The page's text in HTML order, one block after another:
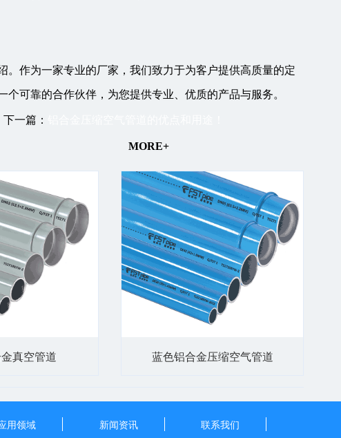
作为一家专业的厂家，我们致力于为客户提供高质量的定
可靠的合作伙伴，为您提供专业、优质的产品与服务。
下一篇：
MORE+
真空管道 蓝色铝合金压缩空气管道
用领域 新闻资讯 联系我们